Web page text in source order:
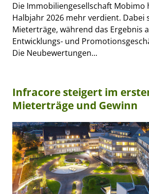
Die Immobiliengesellschaft Mobimo
Halbjahr 2026 mehr verdient. Dabei
Mieterträge, während das Ergebnis
Entwicklungs- und
Die Neubewertungen...
Infracore steigert im
Mieterträge und Gewinn